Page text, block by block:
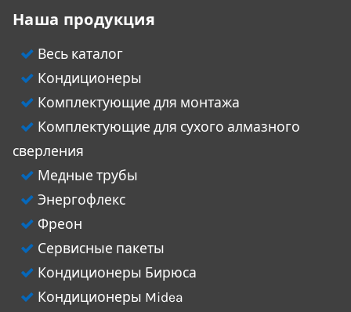
Наша продукция
Весь каталог
Кондиционеры
Комплектующие для монтажа
Комплектующие для сухого алмазного
сверления
Медные трубы
Энергофлекс
Фреон
Сервисные пакеты
Кондиционеры Бирюса
Кондиционеры Midea